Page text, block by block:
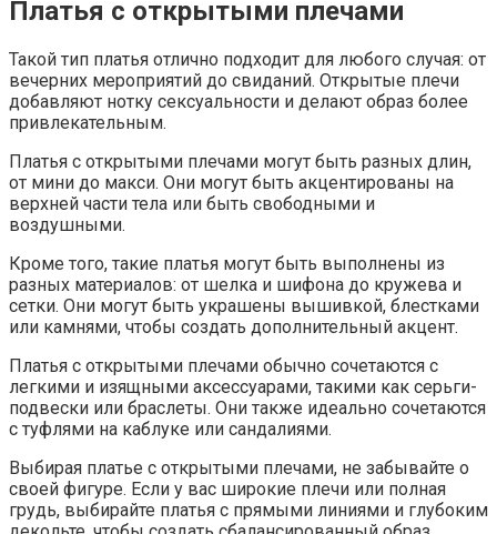
Платья с открытыми плечами
Такой тип платья отлично подходит для любого случая: от
вечерних мероприятий до свиданий. Открытые плечи
добавляют нотку сексуальности и делают образ более
привлекательным.
Платья с открытыми плечами могут быть разных длин,
от мини до макси. Они могут быть акцентированы на
верхней части тела или быть свободными и
воздушными.
Кроме того, такие платья могут быть выполнены из
разных материалов: от шелка и шифона до кружева и
сетки. Они могут быть украшены вышивкой, блестками
или камнями, чтобы создать дополнительный акцент.
Платья с открытыми плечами обычно сочетаются с
легкими и изящными аксессуарами, такими как серьги-
подвески или браслеты. Они также идеально сочетаются
с туфлями на каблуке или сандалиями.
Выбирая платье с открытыми плечами, не забывайте о
своей фигуре. Если у вас широкие плечи или полная
грудь, выбирайте платья с прямыми линиями и глубоким